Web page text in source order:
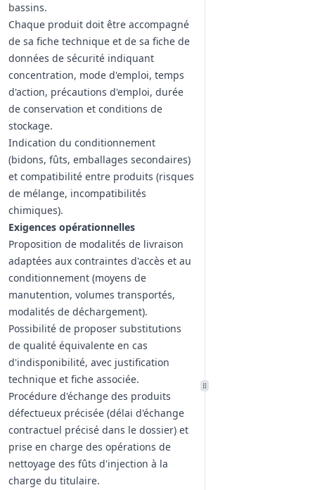
bassins.
Chaque produit doit être accompagné
de sa fiche technique et de sa fiche de
données de sécurité indiquant
concentration, mode d'emploi, temps
d'action, précautions d'emploi, durée
de conservation et conditions de
stockage.
Indication du conditionnement
(bidons, fûts, emballages secondaires)
et compatibilité entre produits (risques
de mélange, incompatibilités
chimiques).
Exigences opérationnelles
Proposition de modalités de livraison
adaptées aux contraintes d'accès et au
conditionnement (moyens de
manutention, volumes transportés,
modalités de déchargement).
Possibilité de proposer substitutions
de qualité équivalente en cas
d'indisponibilité, avec justification
technique et fiche associée.
Procédure d'échange des produits
défectueux précisée (délai d'échange
contractuel précisé dans le dossier) et
prise en charge des opérations de
nettoyage des fûts d'injection à la
charge du titulaire.